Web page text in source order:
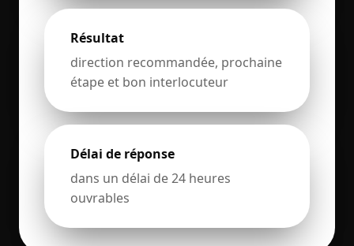
Résultat
direction recommandée, prochaine
étape et bon interlocuteur
Délai de réponse
dans un délai de 24 heures
ouvrables